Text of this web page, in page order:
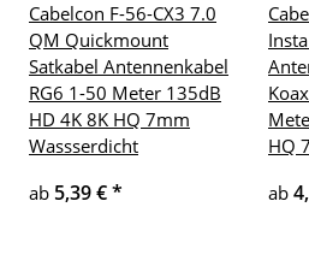
Cabelcon F-56-CX3 7.0
QM Quickmount
Satkabel Antennenkabel
RG6 1-50 Meter 135dB
HD 4K 8K HQ 7mm
Wassserdicht
ab 5,39 €*
HQ
ab